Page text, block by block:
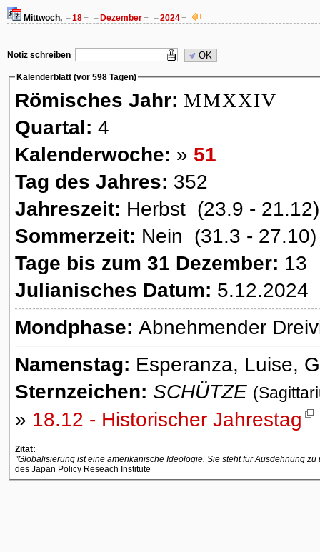
Mittwoch, –18+ – Dezember+ –2024+
Notiz schreiben OK
Kalenderblatt (vor 598 Tagen)
Römisches Jahr: MMXXIV
Quartal: 4
Kalenderwoche: » 51
Tag des Jahres: 352
Jahreszeit: Herbst (23.9 - 21.12)
Sommerzeit: Nein (31.3 - 27.10)
Tage bis zum 31 Dezember: 13
Julianisches Datum: 5.12.2024
Mondphase: Abnehmender
Namenstag: Esperanza, Luise,
Sternzeichen: SCHÜTZE
» 18.12 - Historischer Jahrestag
Zitat:
"Globalisierung ist eine amerikanische Ideologie. Sie steht für Ausdehnung
des Japan Policy Reseach Institute